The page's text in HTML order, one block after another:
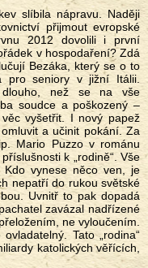
přijmout evropské
2012 dovolili i první
v hospodaření? Zdá
Bezáka, který se o to
pro seniory v jižní Itálii.
dlouho, než se na vše
soudce a poškozený –
vyšetřit. I nový papež
a učinit pokání. Za
Mario Puzzo v románu
k „rodině“. Vše
vynese něco ven, je
nepatří do rukou světské
Uvnitř to pak dopadá
zavázal nadřízené
ne vyloučením.
Tato „rodina“
katolických věřících,